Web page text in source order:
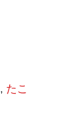
, たこ